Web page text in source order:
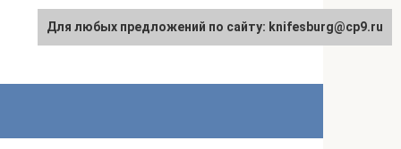
Для любых предложений по сайту: knifesburg@cp9.ru